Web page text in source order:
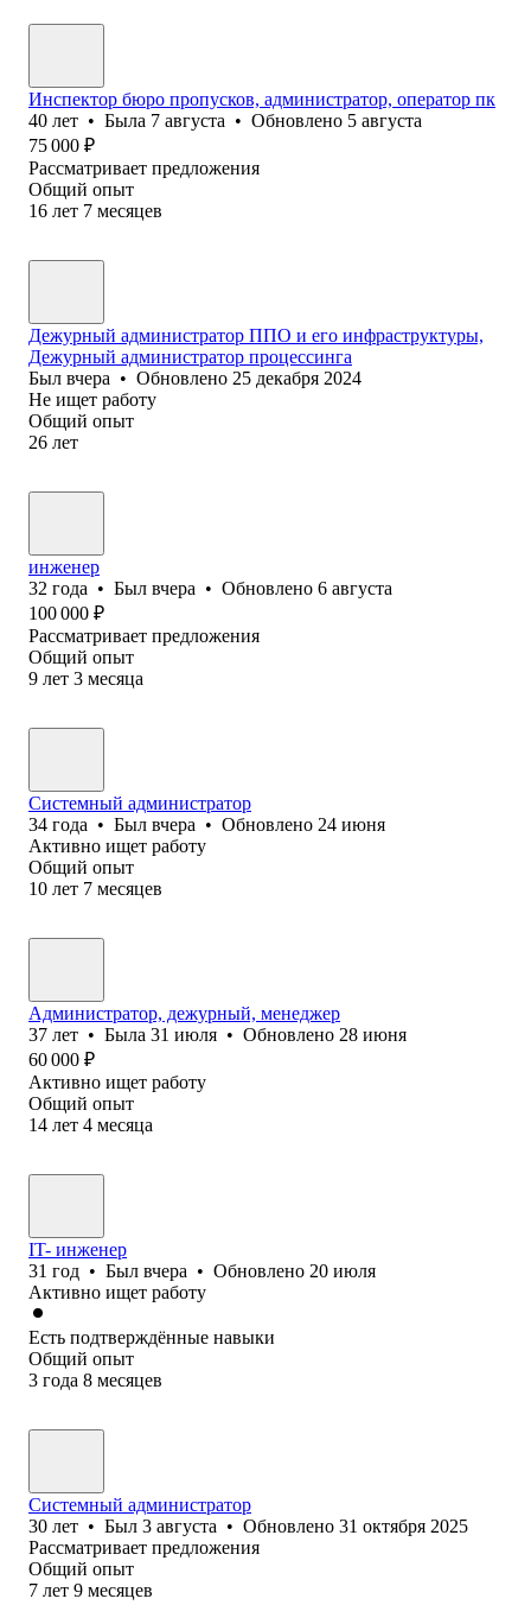
Инспектор бюро пропусков, администратор, оператор пк
40 лет • Была 7 августа • Обновлено 5 августа
75 000 ₽
Рассматривает предложения
Общий опыт
16 лет 7 месяцев
Дежурный администратор ППО и его инфраструктуры,
Дежурный администратор процессинга
Был вчера • Обновлено 25 декабря 2024
Не ищет работу
Общий опыт
26 лет
инженер
32 года • Был вчера • Обновлено 6 августа
100 000 ₽
Рассматривает предложения
Общий опыт
9 лет 3 месяца
Системный администратор
34 года • Был вчера • Обновлено 24 июня
Активно ищет работу
Общий опыт
10 лет 7 месяцев
Администратор, дежурный, менеджер
37 лет • Была 31 июля • Обновлено 28 июня
60 000 ₽
Активно ищет работу
Общий опыт
14 лет 4 месяца
IT- инженер
31 год • Был вчера • Обновлено 20 июля
Активно ищет работу
Есть подтверждённые навыки
Общий опыт
3 года 8 месяцев
Системный администратор
30 лет • Был 3 августа • Обновлено 31 октября 2025
Рассматривает предложения
Общий опыт
7 лет 9 месяцев